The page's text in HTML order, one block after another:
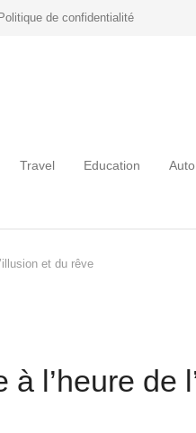
Politique de confidentialité
Travel Education
et du rêve
l’heure de